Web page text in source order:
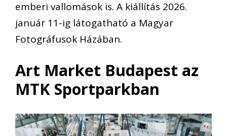
emberi vallomások is. A kiállítás 2026.
január 11-ig látogatható a Magyar
Fotográfusok Házában.
Art Market Budapest az
MTK Sportparkban